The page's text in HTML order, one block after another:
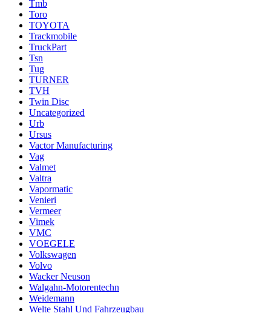
Tmb
Toro
TOYOTA
Trackmobile
TruckPart
Tsn
Tug
TURNER
TVH
Twin Disc
Uncategorized
Urb
Ursus
Vactor Manufacturing
Vag
Valmet
Valtra
Vapormatic
Venieri
Vermeer
Vimek
VMC
VOEGELE
Volkswagen
Volvo
Wacker Neuson
Walgahn-Motorentechn
Weidemann
Welte Stahl Und Fahrzeugbau